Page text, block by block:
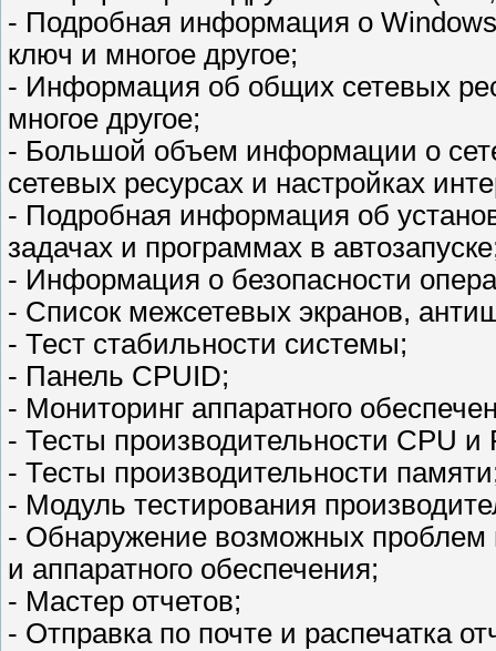
- Подробная информация о
ключ и многое другое;
- Информация об общих сетевых
многое другое;
- Большой объем информации о
сетевых ресурсах и настройках
- Подробная информация об
задачах и программах в
- Информация о безопасности
- Список межсетевых экранов,
- Тест стабильности системы;
- Панель CPUID;
- Мониторинг аппаратного
- Тесты производительности CPU и
- Тесты производительности
- Модуль тестирования
- Обнаружение возможных проблем
и аппаратного обеспечения;
- Мастер отчетов;
- Отправка по почте и распечатка